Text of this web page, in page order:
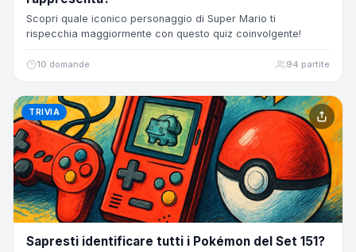
Scopri quale iconico personaggio di Super Mario ti
rispecchia maggiormente con questo quiz coinvolgente!
10 domande 94 partite
TRIVIA
Sapresti identificare tutti i Pokémon del Set 151?